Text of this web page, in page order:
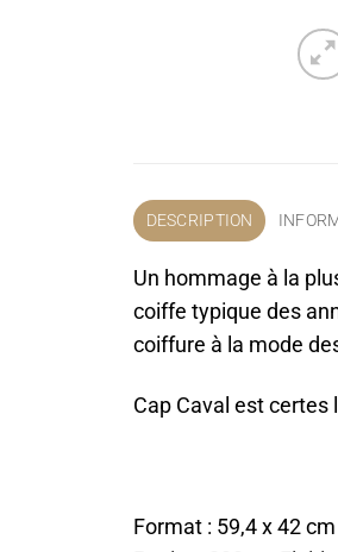
DESCRIPTION
Un hommage à la
coiffe typique des
coiffure à la mode
Cap Caval est certes
Format : 59,4 x 42